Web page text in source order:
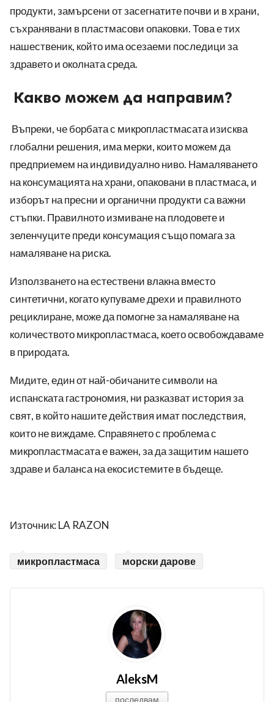
продукти, замърсени от засегнатите почви и в храни,
съхранявани в пластмасови опаковки. Това е тих
нашественик, който има осезаеми последици за
здравето и околната среда.
Какво можем да направим?
Въпреки, че борбата с микропластмасата изисква
глобални решения, има мерки, които можем да
предприемем на индивидуално ниво. Намаляването
на консумацията на храни, опаковани в пластмаса, и
изборът на пресни и органични продукти са важни
стъпки. Правилното измиване на плодовете и
зеленчуците преди консумация също помага за
намаляване на риска.
Използването на естествени влакна вместо
синтетични, когато купуваме дрехи и правилното
рециклиране, може да помогне за намаляване на
количеството микропластмаса, което освобождаваме
в природата.
Мидите, един от най-обичаните символи на
испанската гастрономия, ни разказват история за
свят, в който нашите действия имат последствия,
които не виждаме. Справянето с проблема с
микропластмасата е важен, за да защитим нашето
здраве и баланса на екосистемите в бъдеще.
Източник: LA RAZON
микропластмаса морски дарове
AleksM
последвам